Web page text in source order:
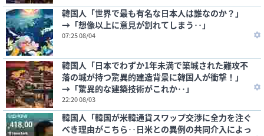
韓国人「世界で最も有名な日本人は誰なのか？」
→「想像以上に意見が割れてしまう‥」
07:25 08/04
韓国人「日本でわずか1年未満で築城された難攻不
落の城が持つ驚異的建造背景に韓国人が衝撃！」
→「驚異的な建築技術がこれか‥」
22:20 08/03
韓国人「韓国が米韓通貨スワップ交渉に全力を注ぐ
べき理由がこちら‥日米との異例の共同介入によっ